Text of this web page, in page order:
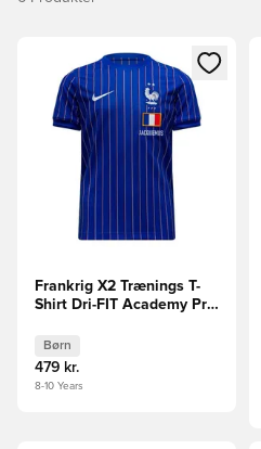
Åbner en Modal til at logge
Frankrig X2 Trænings T-
Shirt Dri-FIT Academy Pro
Blå/Rød Børn
Børn
479 kr.
8-10 Years